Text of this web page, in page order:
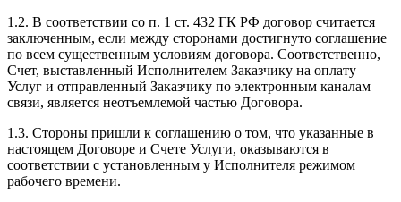
1.2. В соответствии со п. 1 ст. 432 ГК РФ договор считается
заключенным, если между сторонами достигнуто соглашение
по всем существенным условиям договора. Соответственно,
Счет, выставленный Исполнителем Заказчику на оплату
Услуг и отправленный Заказчику по электронным каналам
связи, является неотъемлемой частью Договора.
1.3. Стороны пришли к соглашению о том, что указанные в
настоящем Договоре и Счете Услуги, оказываются в
соответствии с установленным у Исполнителя режимом
рабочего времени.